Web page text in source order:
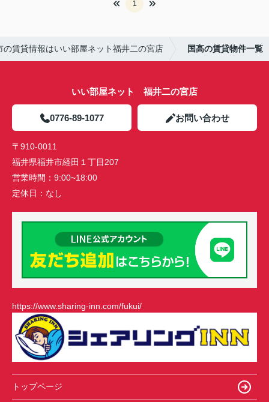
1
の賃貸情報はいい部屋ネット福井二の宮店 国高の賃貸物件一覧
いい部屋ネット 福井二の宮店
0776-89-1077 お問い合わせ
〒910-0011
福井県福井市経田１丁目207
営業時間： 9:00~18:00
定休日： なし
https://www.sharing-inn.com/fukui/
トップページ